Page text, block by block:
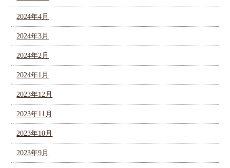
2024年4月
2024年3月
2024年2月
2024年1月
2023年12月
2023年11月
2023年10月
2023年9月